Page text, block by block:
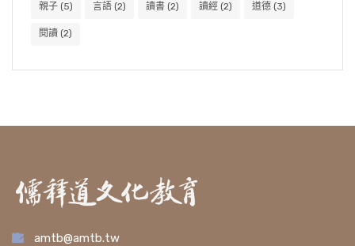
親子 (5) 言語 (2) 讀書 (2) 讀經 (2) 道德 (3)
閱讀 (2)
amtb@amtb.tw